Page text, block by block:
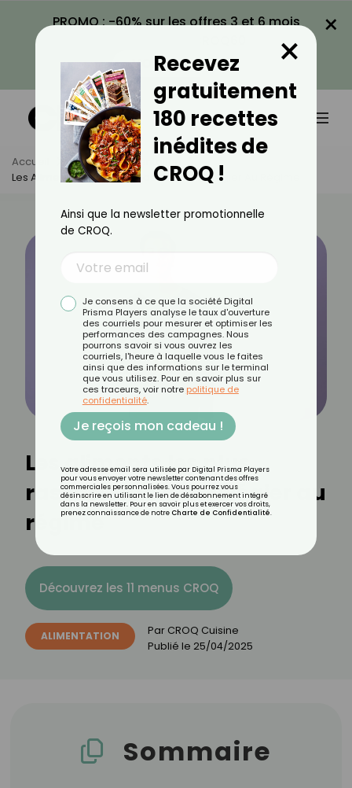
PROMO : -60% sur les offres 3 et 6 mois
VOIR LA PROMO
×
Accueil Actus
Alimentation
Les Aliments Les Plus Rassasiants À Privilégier Au Régime
Les aliments les plus
rassasiants à privilégier au
régime
Découvrez les 11 menus CROQ
ALIMENTATION Par CROQ Cuisine
Publié le 25/04/2025
Sommaire
Recevez
gratuitement
180 recettes
inédites de
CROQ !
×
Ainsi que la newsletter promotionnelle
de CROQ.
Je consens à ce que la société Digital
Prisma Players analyse le taux d'ouverture
des courriels pour mesurer et optimiser les
performances des campagnes. Nous
pourrons savoir si vous ouvrez les
courriels, l'heure à laquelle vous le faites
ainsi que des informations sur le terminal
que vous utilisez. Pour en savoir plus sur
ces traceurs, voir notre politique de
confidentialité.
Je reçois mon cadeau !
Votre adresse email sera utilisée par Digital Prisma Players
pour vous envoyer votre newsletter contenant des offres
commerciales personnalisées. Vous pourrez vous
désinscrire en utilisant le lien de désabonnement intégré
dans la newsletter. Pour en savoir plus et exercer vos droits,
prenez connaissance de notre Charte de Confidentialité.